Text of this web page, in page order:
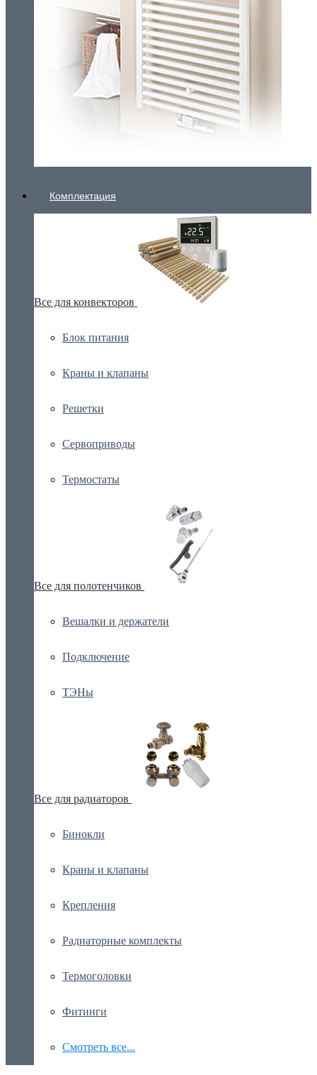
Комплектация
Все для конвекторов
Блок питания
Краны и клапаны
Решетки
Сервоприводы
Термостаты
Все для полотенчиков
Вешалки и держатели
Подключение
ТЭНы
Все для радиаторов
Бинокли
Краны и клапаны
Крепления
Радиаторные комплекты
Термоголовки
Фитинги
Смотреть все...